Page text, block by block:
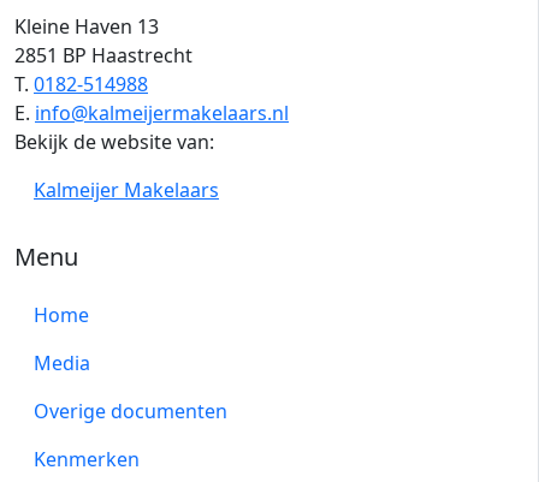
Kleine Haven 13
2851 BP Haastrecht
T. 0182-514988
E. info@kalmeijermakelaars.nl
Bekijk de website van:
Kalmeijer Makelaars
Menu
Home
Media
Overige documenten
Kenmerken